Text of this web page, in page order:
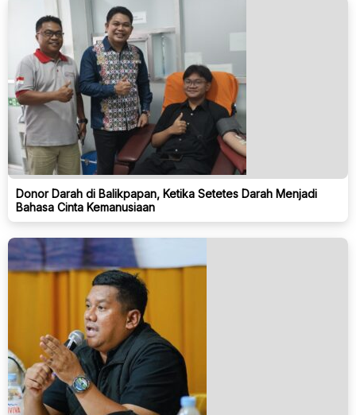
Donor Darah di Balikpapan, Ketika Setetes Darah Menjadi
Bahasa Cinta Kemanusiaan